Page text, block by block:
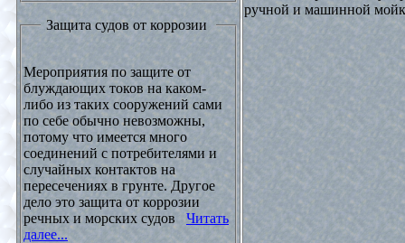
Защита судов от коррозии
Мероприятия по защите от
блуждающих токов на каком-
либо из таких сооружений сами
по себе обычно невозможны,
потому что имеется много
соединений с потребителями и
случайных контактов на
пересечениях в грунте. Другое
дело это защита от коррозии
речных и морских судов Читать
далее...
ручной и машинной